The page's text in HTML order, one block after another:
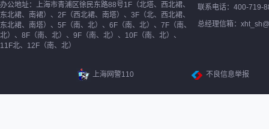
办公地址：上海市青浦区徐民东路88号1F（北塔、西北裙、
东北裙、南裙）、2F（西北裙、南塔）、3F（北、西北裙、
东北裙、南塔）、5F（南、北）、6F（南、北）、7F（南、
北）、8F（南、北）、9F（南、北）、10F（南、北）、
11F北、12F（南、北）
联系电话：400-719-
总经理信箱：
上海网警110 不良信息举报